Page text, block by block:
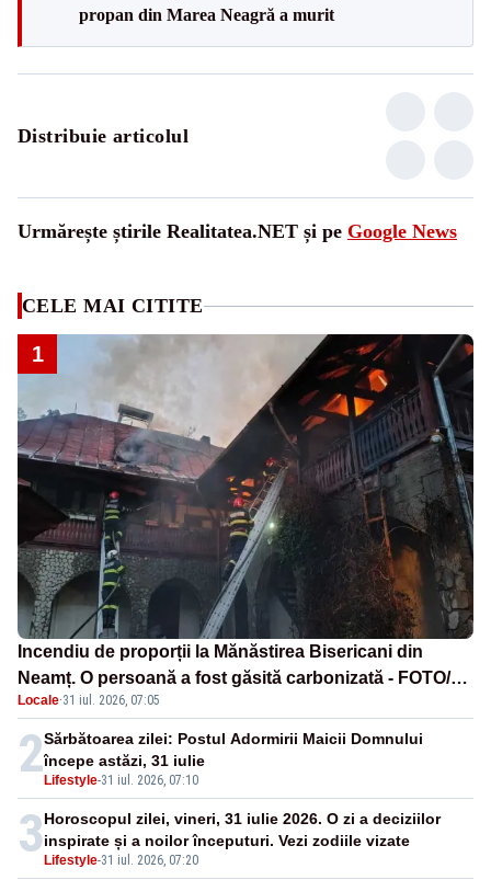
propan din Marea Neagră a murit
Distribuie articolul
Urmărește știrile Realitatea.NET și pe Google News
CELE MAI CITITE
1
Incendiu de proporții la Mănăstirea Bisericani din
Neamț. O persoană a fost găsită carbonizată - FOTO/
VIDEO
Locale·31 iul. 2026, 07:05
2Lifestyle-31 iul. 2026, 07:10
Sărbătoarea zilei: Postul Adormirii Maicii Domnului
începe astăzi, 31 iulie
3Lifestyle-31 iul. 2026, 07:20
Horoscopul zilei, vineri, 31 iulie 2026. O zi a deciziilor
inspirate și a noilor începuturi. Vezi zodiile vizate